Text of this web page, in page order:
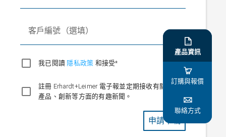

產品資訊

訂購與報價

聯絡方式
客戶編號（選填）
我已閱讀 隱私政策 和接受*
註冊 Erhardt+Leimer 電子報並定期接收有關我們
產品、創新等方面的有趣新聞。
申請下載